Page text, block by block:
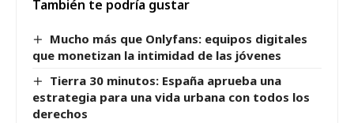
También te podría gustar
Mucho más que Onlyfans: equipos digitales
que monetizan la intimidad de las jóvenes
Tierra 30 minutos: España aprueba una
estrategia para una vida urbana con todos los
derechos